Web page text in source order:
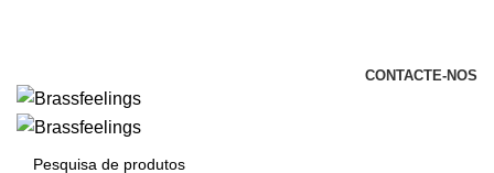
CONTACTE-NOS